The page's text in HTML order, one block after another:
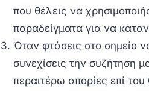
που θέλεις να
παραδείγματα για να
Όταν φτάσεις στο σημείο
συνεχίσεις την συζήτηση
περαιτέρω απορίες επί